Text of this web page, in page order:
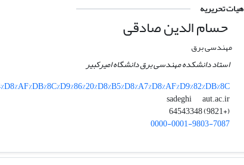
هیات تحریریه
حسام الدین صادقی
مهندسی برق
استاد دانشکده مهندسی برق دانشگاه امیرکبیر
sadeghi
aut.ac.ir
(+9821) 64543348
0000-0001-9803-7087